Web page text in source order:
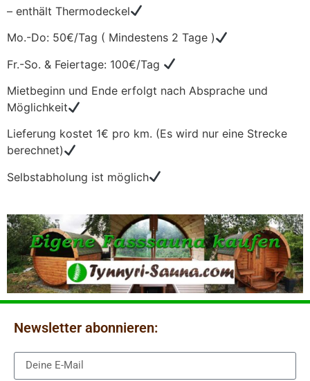
– enthält Thermodeckel
Mo.-Do: 50€/Tag ( Mindestens 2 Tage )
Fr.-So. & Feiertage: 100€/Tag
Mietbeginn und Ende erfolgt nach Absprache und
Möglichkeit
Lieferung kostet 1€ pro km. (Es wird nur eine Strecke
berechnet)
Selbstabholung ist möglich
Newsletter abonnieren: